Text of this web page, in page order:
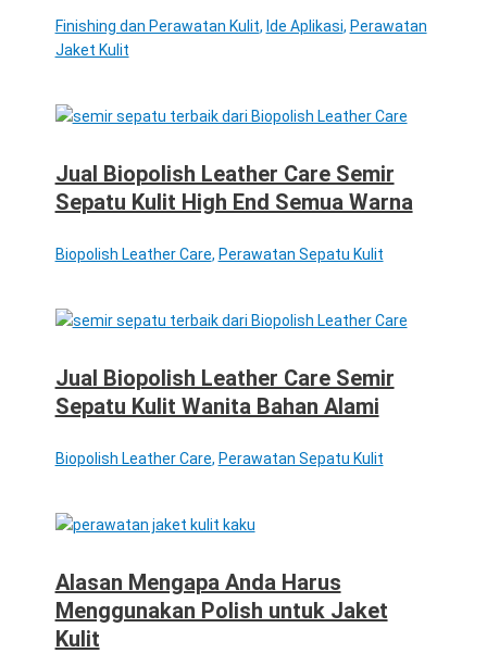
Finishing dan Perawatan Kulit, Ide Aplikasi, Perawatan
Jaket Kulit
Jual Biopolish Leather Care Semir
Sepatu Kulit High End Semua Warna
Biopolish Leather Care, Perawatan Sepatu Kulit
Jual Biopolish Leather Care Semir
Sepatu Kulit Wanita Bahan Alami
Biopolish Leather Care, Perawatan Sepatu Kulit
Alasan Mengapa Anda Harus
Menggunakan Polish untuk Jaket
Kulit